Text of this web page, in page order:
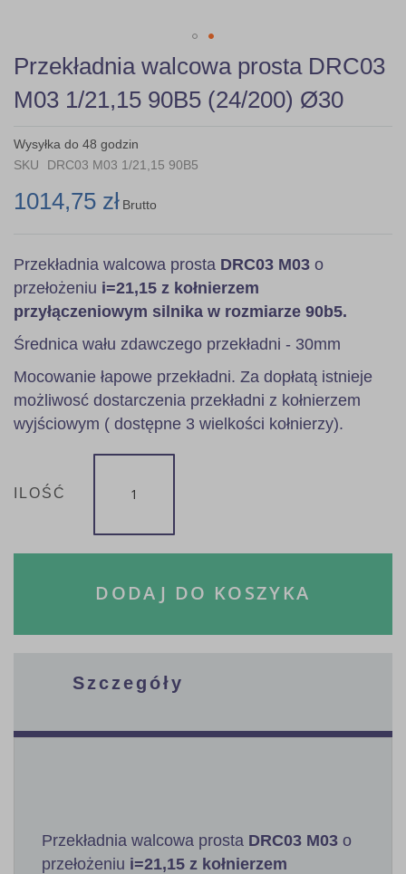
Skip
to
the
beginning
the
images
Przekładnia walcowa prosta DRC03
M03 1/21,15 90B5 (24/200) Ø30
Wysyłka do 48 godzin
SKU
DRC03 M03 1/21,15 90B5
1014,75 zł Brutto
Przekładnia walcowa prosta DRC03 M03 o
przełożeniu i=21,15 z kołnierzem
przyłączeniowym silnika w rozmiarze 90b5.
Średnica wału zdawczego przekładni - 30mm
Mocowanie łapowe przekładni. Za dopłatą istnieje
możliwosć dostarczenia przekładni z kołnierzem
wyjściowym ( dostępne 3 wielkości kołnierzy).
ILOŚĆ
DODAJ DO KOSZYKA
Szczegóły
Przekładnia walcowa prosta DRC03 M03 o
przełożeniu i=21,15 z kołnierzem